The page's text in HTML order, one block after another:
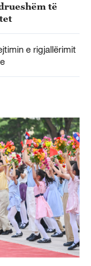
të
e rigjallërimit